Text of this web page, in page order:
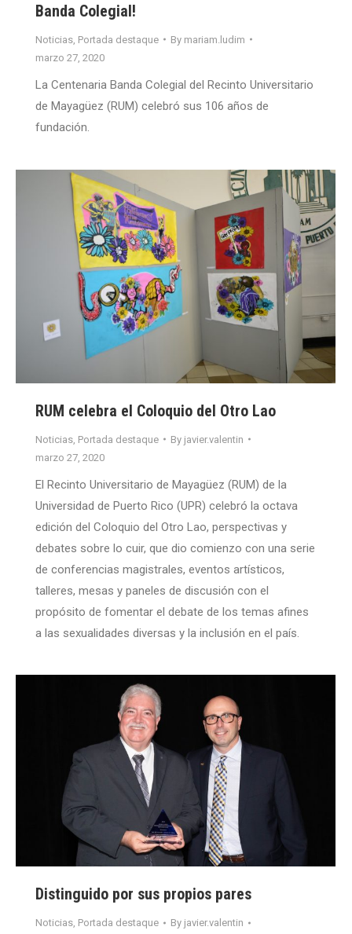
Banda Colegial!
Noticias Portada destaque By mariam.ludim
marzo 27, 2020
La Centenaria Banda Colegial del Recinto Universitario
de Mayagüez (RUM) celebró sus 106 años de
fundación.
RUM celebra el Coloquio del Otro Lao
Noticias Portada destaque By javier.valentin
marzo 27, 2020
El Recinto Universitario de Mayagüez (RUM) de la
Universidad de Puerto Rico (UPR) celebró la octava
edición del Coloquio del Otro Lao, perspectivas y
debates sobre lo cuir, que dio comienzo con una serie
de conferencias magistrales, eventos artísticos,
talleres, mesas y paneles de discusión con el
propósito de fomentar el debate de los temas afines
a las sexualidades diversas y la inclusión en el país.
Distinguido por sus propios pares
Noticias, Portada destaque By javier.valentin